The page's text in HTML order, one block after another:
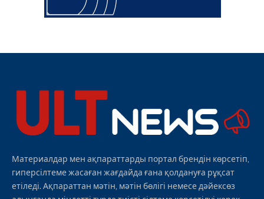
Материалдар мен ақпараттарды портал брендін көрсетіп,
гиперсілтеме жасаған жағдайда ғана қолдануға рұқсат
етіледі. Ақпараттан мәтін, мәтін бөлігі немесе дәйексөз